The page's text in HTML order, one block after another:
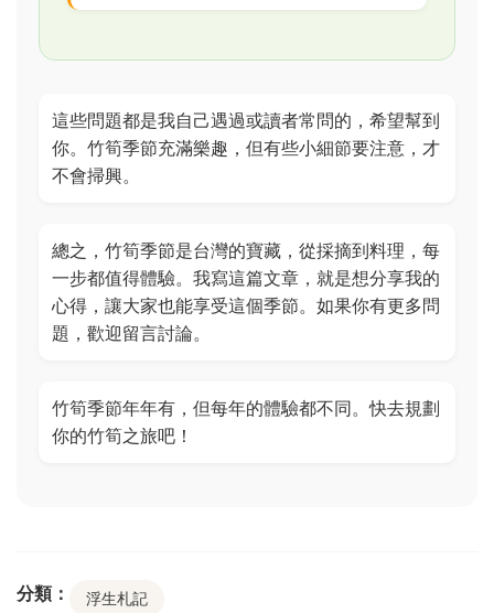
這些問題都是我自己遇過或讀者常問的，希望幫到
你。竹筍季節充滿樂趣，但有些小細節要注意，才
不會掃興。
總之，竹筍季節是台灣的寶藏，從採摘到料理，每
一步都值得體驗。我寫這篇文章，就是想分享我的
心得，讓大家也能享受這個季節。如果你有更多問
題，歡迎留言討論。
竹筍季節年年有，但每年的體驗都不同。快去規劃
你的竹筍之旅吧！
分類： 浮生札記